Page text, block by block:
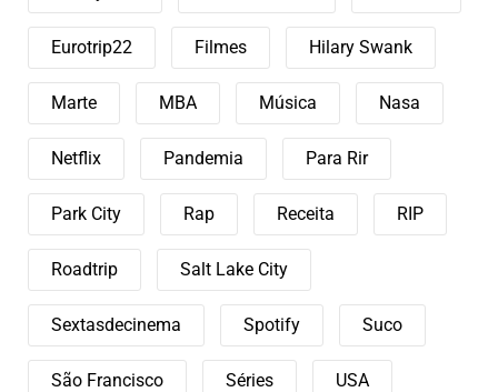
Eurotrip22 Filmes Hilary Swank
Marte MBA Música Nasa
Netflix Pandemia Para Rir
Park City Rap Receita RIP
Roadtrip Salt Lake City
Sextasdecinema Spotify Suco
São Francisco Séries USA